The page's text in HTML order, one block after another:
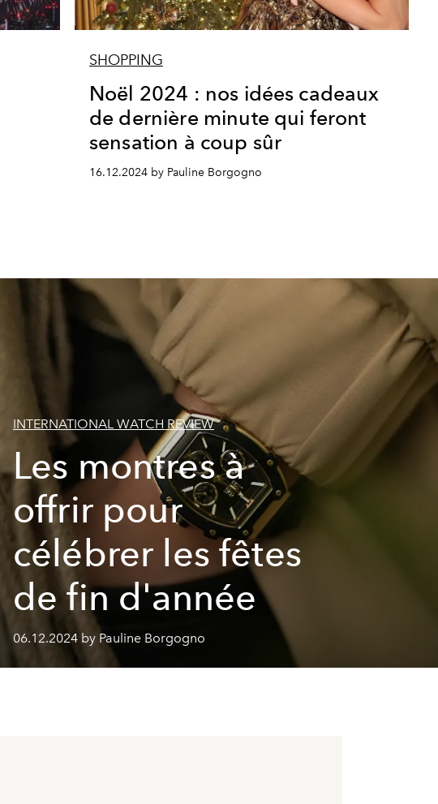
SHOPPING
Noël 2024 : nos idées cadeaux
de dernière minute qui feront
sensation à coup sûr
16.12.2024 by Pauline Borgogno
INTERNATIONAL WATCH REVIEW
Les montres à
offrir pour
célébrer les fêtes
de fin d'année
06.12.2024 by Pauline Borgogno